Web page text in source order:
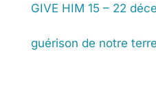
GIVE HIM 15 – 22
guérison de notre terre